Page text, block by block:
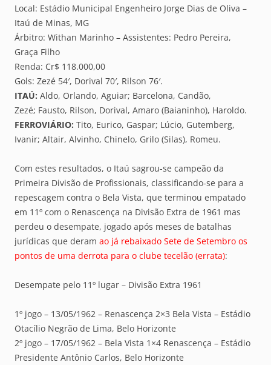
Local: Estádio Municipal Engenheiro Jorge Dias de Oliva –
Itaú de Minas, MG
Árbitro: Withan Marinho – Assistentes: Pedro Pereira,
Graça Filho
Renda: Cr$ 118.000,00
Gols: Zezé 54′, Dorival 70′, Rilson 76′.
ITAÚ: Aldo, Orlando, Aguiar; Barcelona, Candão,
Zezé; Fausto, Rilson, Dorival, Amaro (Baianinho), Haroldo.
FERROVIÁRIO: Tito, Eurico, Gaspar; Lúcio, Gutemberg,
Ivanir; Altair, Alvinho, Chinelo, Grilo (Silas), Romeu.
Com estes resultados, o Itaú sagrou-se campeão da
Primeira Divisão de Profissionais, classificando-se para a
repescagem contra o Bela Vista, que terminou empatado
em 11º com o Renascença na Divisão Extra de 1961 mas
perdeu o desempate, jogado após meses de batalhas
jurídicas que deram ao já rebaixado Sete de Setembro os
pontos de uma derrota para o clube tecelão (errata):
Desempate pelo 11º lugar – Divisão Extra 1961
1º jogo – 13/05/1962 – Renascença 2×3 Bela Vista – Estádio
Otacílio Negrão de Lima, Belo Horizonte
2º jogo – 17/05/1962 – Bela Vista 1×4 Renascença – Estádio
Presidente Antônio Carlos, Belo Horizonte